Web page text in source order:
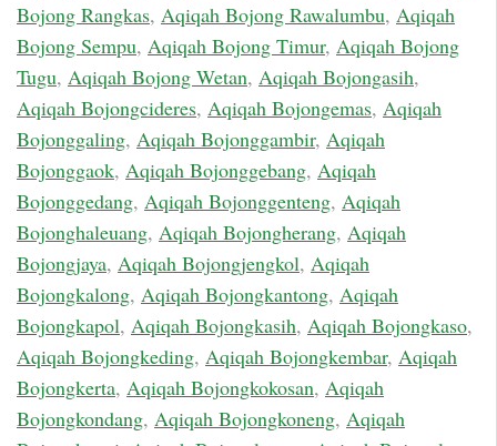
Bojong Rangkas, Aqiqah Bojong Rawalumbu, Aqiqah
Bojong Sempu, Aqiqah Bojong Timur, Aqiqah Bojong
Tugu, Aqiqah Bojong Wetan, Aqiqah Bojongasih,
Aqiqah Bojongcideres, Aqiqah Bojongemas, Aqiqah
Bojonggaling, Aqiqah Bojonggambir, Aqiqah
Bojonggaok, Aqiqah Bojonggebang, Aqiqah
Bojonggedang, Aqiqah Bojonggenteng, Aqiqah
Bojonghaleuang, Aqiqah Bojongherang, Aqiqah
Bojongjaya, Aqiqah Bojongjengkol, Aqiqah
Bojongkalong, Aqiqah Bojongkantong, Aqiqah
Bojongkapol, Aqiqah Bojongkasih, Aqiqah Bojongkaso,
Aqiqah Bojongkeding, Aqiqah Bojongkembar, Aqiqah
Bojongkerta, Aqiqah Bojongkokosan, Aqiqah
Bojongkondang, Aqiqah Bojongkoneng, Aqiqah